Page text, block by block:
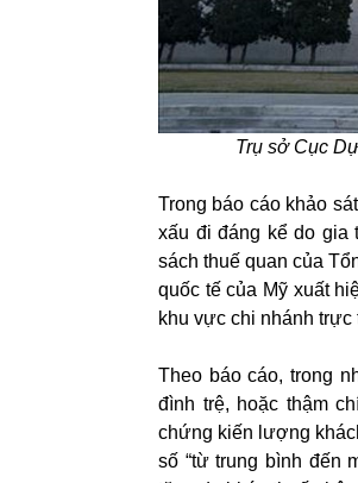
Trụ sở Cục
Trong báo cáo khảo
xấu đi đáng kể do gia
sách thuế quan của
quốc tế của Mỹ xuất
khu vực chi nhánh trực
Theo báo cáo, trong
đình trệ, hoặc thậm
chứng kiến lượng
số “từ trung bình đến